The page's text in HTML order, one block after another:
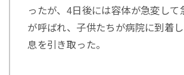
ったが、4日後には容体が急変して
が呼ばれ、子供たちが病院に到着
息を引き取った。